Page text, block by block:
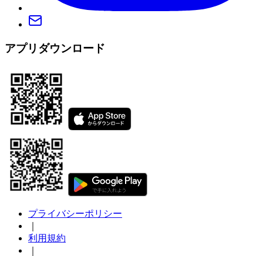
アプリダウンロード
プライバシーポリシー
利用規約